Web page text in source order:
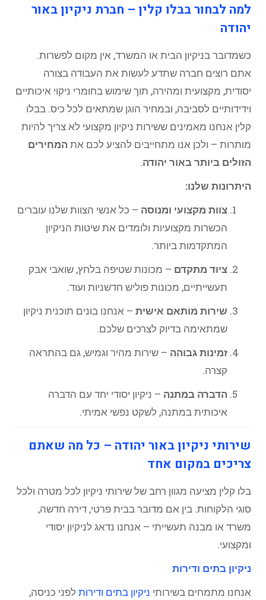
למה לבחור בבלו קלין – חברת ניקיון באור
יהודה
כשמדובר בניקיון הבית או המשרד, אין מקום לפשרות.
אתם רוצים חברה שתדע לעשות את העבודה בצורה
יסודית, מקצועית ומהירה, תוך שימוש בחומרי ניקוי איכותיים
וידידותיים לסביבה, ובמחיר הוגן שמתאים לכל כיס. בבלו
קלין אנחנו מאמינים ששירות ניקיון מקצועי לא צריך להיות
מותרות – ולכן אנו מתחייבים להציע לכם את המחירים
הזולים ביותר באור יהודה.
היתרונות שלנו:
צוות מקצועי ומנוסה – כל אנשי הצוות שלנו עוברים
הכשרות מקצועיות ולומדים את שיטות הניקיון
המתקדמות ביותר.
ציוד מתקדם – מכונות שטיפה בלחץ, שואבי אבק
תעשייתיים, מכונות פוליש חדשניות ועוד.
שירות מותאם אישית – אנחנו בונים תוכנית ניקיון
שמתאימה בדיוק לצרכים שלכם.
זמינות גבוהה – שירות מהיר וגמיש, גם בהתראה
קצרה.
הדברה במתנה – ניקיון יסודי יחד עם הדברה
איכותית במתנה, לשקט נפשי אמיתי.
שירותי ניקיון באור יהודה – כל מה שאתם
צריכים במקום אחד
בלו קלין מציעה מגוון רחב של שירותי ניקיון לכל מטרה ולכל
סוגי הלקוחות. בין אם מדובר בבית פרטי, דירה חדשה,
משרד או מבנה תעשייתי – אנחנו נדאג לניקיון יסודי
ומקצועי.
ניקיון בתים ודירות
אנחנו מתמחים בשירותי ניקיון בתים ודירות לפני כניסה,